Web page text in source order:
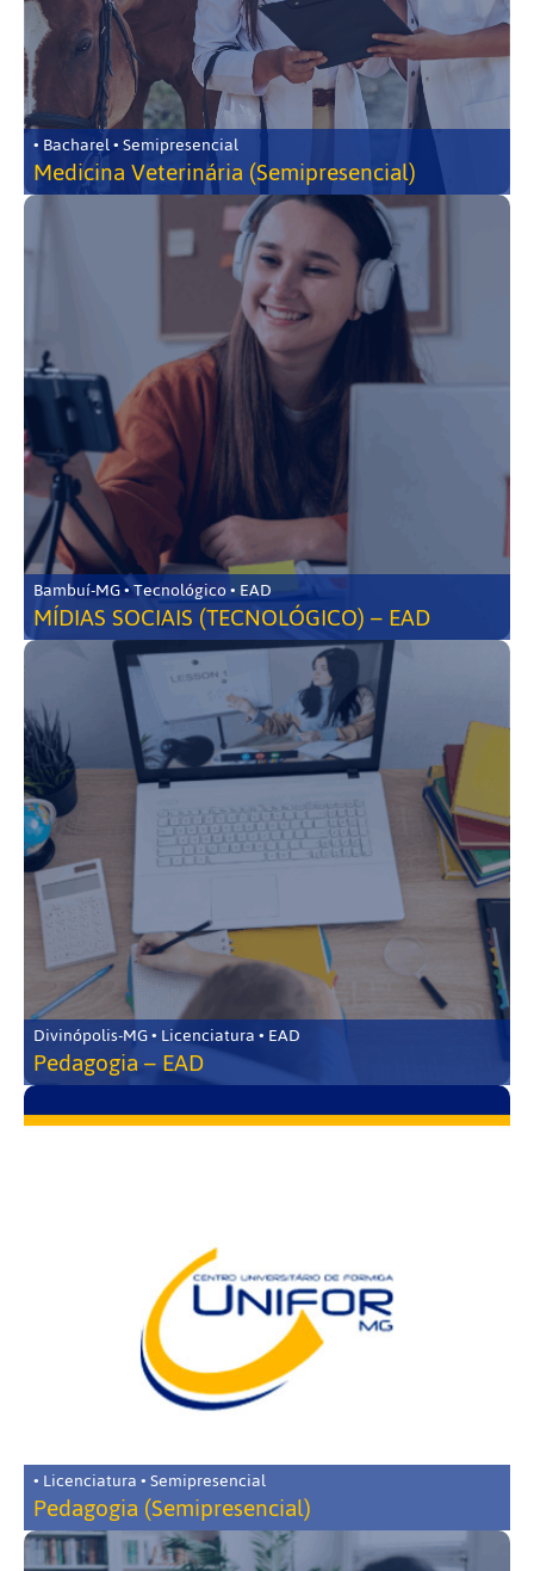
• Bacharel • Semipresencial
Medicina Veterinária (Semipresencial)
Bambuí-MG • Tecnológico • EAD
MÍDIAS SOCIAIS (TECNOLÓGICO) – EAD
Divinópolis-MG • Licenciatura • EAD
Pedagogia – EAD
• Licenciatura • Semipresencial
Pedagogia (Semipresencial)